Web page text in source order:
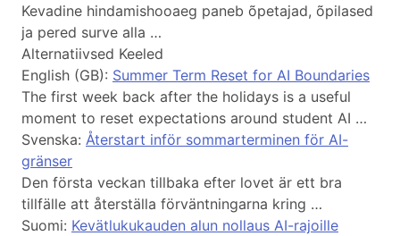
Kevadine hindamishooaeg paneb õpetajad, õpilased
ja pered surve alla …
Alternatiivsed Keeled
English (GB): Summer Term Reset for AI Boundaries
The first week back after the holidays is a useful
moment to reset expectations around student AI …
Svenska: Återstart inför sommarterminen för AI-
gränser
Den första veckan tillbaka efter lovet är ett bra
tillfälle att återställa förväntningarna kring …
Suomi: Kevätlukukauden alun nollaus AI-rajoille